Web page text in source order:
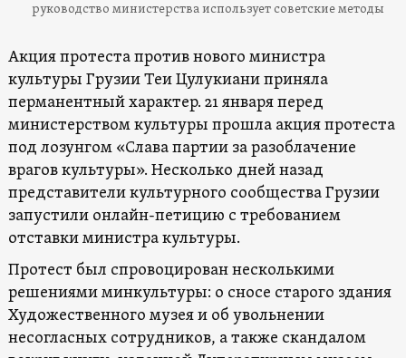
руководство министерства использует советские методы
Акция протеста против нового министра
культуры Грузии Теи Цулукиани приняла
перманентный характер. 21 января перед
министерством культуры прошла акция протеста
под лозунгом «Слава партии за разоблачение
врагов культуры». Несколько дней назад
представители культурного сообщества Грузии
запустили онлайн-петицию с требованием
отставки министра культуры.
Протест был спровоцирован несколькими
решениями минкультуры: о сносе старого здания
Художественного музея и об увольнении
несогласных сотрудников, а также скандалом